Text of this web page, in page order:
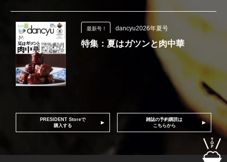
最新号！ dancyu2026年夏号
特集：夏はガツンと肉中華
PRESIDENT Storeで
購入する
雑誌の予約購読は
こちらから